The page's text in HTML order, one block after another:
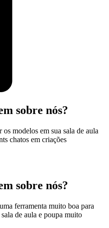
sobre nós?
modelos em sua sala de aula
chatos em criações
sobre nós?
ferramenta muito boa para
de aula e poupa muito